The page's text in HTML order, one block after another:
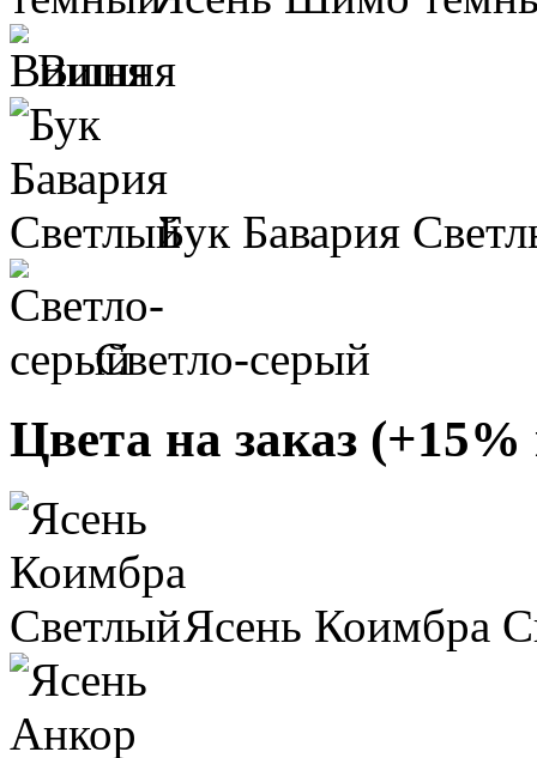
Вишня
Бук Бавария
Светло-серый
Цвета на заказ
Ясень Коимбра